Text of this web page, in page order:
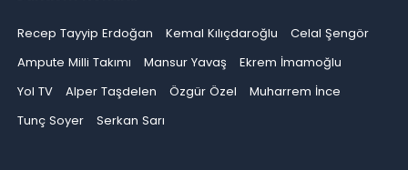
Recep Tayyip Erdoğan Kemal Kılıçdaroğlu
Celal Şengör
Ampute Milli Takımı
Mansur Yavaş
Ekrem İmamoğlu
Yol TV
Alper Taşdelen Özgür Özel
Muharrem İnce
Tunç Soyer
Serkan Sarı